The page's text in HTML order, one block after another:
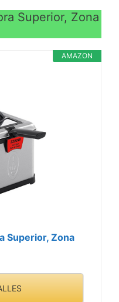
Superior, Zona
AMAZON
Superior, Zona